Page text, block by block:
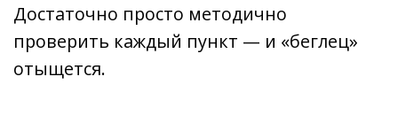
Достаточно просто методично
проверить каждый пункт — и «беглец»
отыщется.